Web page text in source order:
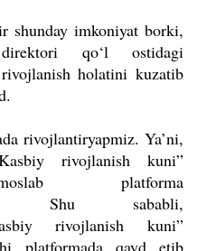
shunday imkoniyat borki,
qo‘l ostidagi
holatini kuzatib
rivojlantiryapmiz. Ya’ni,
rivojlanish kuni”
platforma
Shu sababli,
rivojlanish kuni”
platformada qayd etib